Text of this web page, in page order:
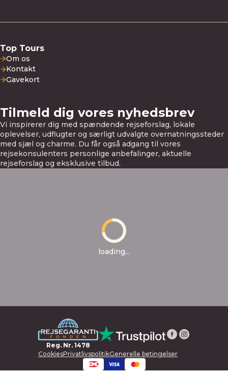
Top Tours
Om os
Kontakt
Gavekort
Tilmeld dig vores nyhedsbrev
Vi inspirerer dig med spændende rejseforslag, lokale
oplevelser, udflugter og særligt udvalgte overnatningssteder
med sjæl og charme. Du får også adgang til vores
rejsekonsulenters personlige anbefalinger, aktuelle
rejseforslag og eksklusive tilbud.
loading...
Reg. Nr. 1478
CookiesPrivatlivspolitikGenerelle betingelser